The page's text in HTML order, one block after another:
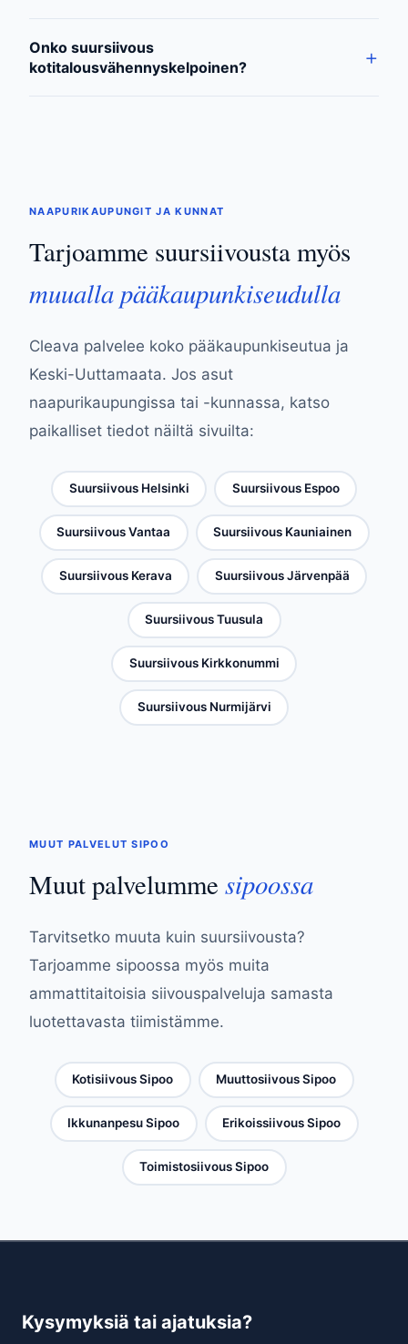
Onko suursiivous
kotitalousvähennyskelpoinen?
NAAPURIKAUPUNGIT JA KUNNAT
Tarjoamme suursiivousta myös
muualla pääkaupunkiseudulla
Cleava palvelee koko pääkaupunkiseutua ja
Keski-Uuttamaata. Jos asut
naapurikaupungissa tai -kunnassa, katso
paikalliset tiedot näiltä sivuilta:
Suursiivous Helsinki Suursiivous Espoo
Suursiivous Vantaa Suursiivous Kauniainen
Suursiivous Kerava Suursiivous Järvenpää
Suursiivous Tuusula
Suursiivous Kirkkonummi
Suursiivous Nurmijärvi
MUUT PALVELUT SIPOO
Muut palvelumme sipoossa
Tarvitsetko muuta kuin suursiivousta?
Tarjoamme sipoossa myös muita
ammattitaitoisia siivouspalveluja samasta
luotettavasta tiimistämme.
Kotisiivous Sipoo Muuttosiivous Sipoo
Ikkunanpesu Sipoo Erikoissiivous Sipoo
Toimistosiivous Sipoo
Kysymyksiä tai ajatuksia?